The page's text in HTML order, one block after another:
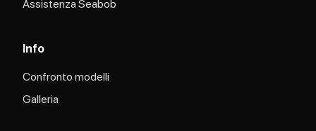
Assistenza Seabob​
Info
Confronto modelli
Galleria